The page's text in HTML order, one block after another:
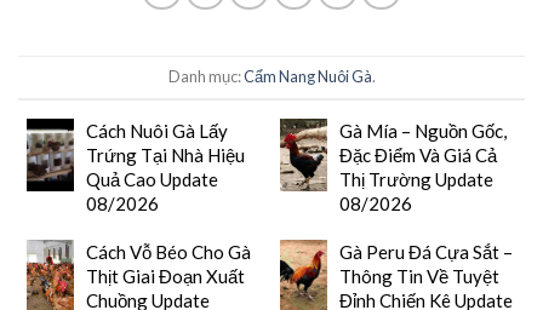
Danh mục:Cẩm Nang Nuôi Gà.
Cách Nuôi Gà Lấy
Trứng Tại Nhà Hiệu
Quả Cao Update
08/2026
Gà Mía – Nguồn Gốc,
Đặc Điểm Và Giá Cả
Thị Trường Update
08/2026
Cách Vỗ Béo Cho Gà
Thịt Giai Đoạn Xuất
Chuồng Update
Gà Peru Đá Cựa Sắt –
Thông Tin Về Tuyệt
Đỉnh Chiến Kê Update